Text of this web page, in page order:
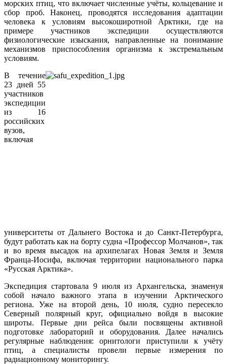
морских птиц, что включает численные учёты, кольцевание и
сбор проб. Наконец, проводятся исследования адаптации
человека к условиям высокоширотной Арктики, где на
примере участников экспедиции осуществляются
физиологические изыскания, направленные на понимание
механизмов приспособления организма к экстремальным
условиям.
В течение
23 дней 55
участников
экспедиции
из 16
российских
вузов,
включая
университеты от Дальнего Востока и до Санкт-Петербурга,
будут работать как на борту судна «Профессор Молчанов», так
и во время высадок на архипелагах Новая Земля и Земля
Франца-Иосифа, включая территории национального парка
«Русская Арктика».
Экспедиция стартовала 9 июля из Архангельска, знаменуя
собой начало важного этапа в изучении Арктического
региона. Уже на второй день, 10 июля, судно пересекло
Северный полярный круг, официально войдя в высокие
широты. Первые дни рейса были посвящены активной
подготовке лабораторий и оборудования. Далее начались
регулярные наблюдения: орнитологи приступили к учёту
птиц, а специалисты провели первые измерения по
радиационному мониторингу.